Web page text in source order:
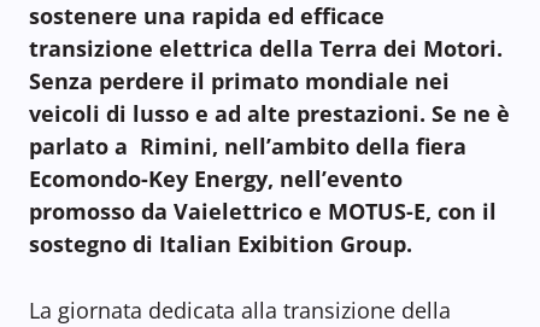
sostenere una rapida ed efficace
transizione elettrica della Terra dei Motori.
Senza perdere il primato mondiale nei
veicoli di lusso e ad alte prestazioni. Se ne è
parlato a Rimini, nell’ambito della fiera
Ecomondo-Key Energy, nell’evento
promosso da Vaielettrico e MOTUS-E, con il
sostegno di Italian Exibition Group.
La giornata dedicata alla transizione della